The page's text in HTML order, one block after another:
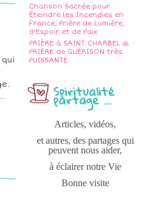
Chanson Sacrée pour
Éteindre les Incendies en
France, Prière de Lumière,
d'Espoir et de Paix
PRIÈRE à SAINT CHARBEL 🙏
PRIÈRE de GUÉRISON très
PUISSANTE
Spiritualité
partage ...
Articles, vidéos,
et autres, des partages qui
peuvent nous aider,
à éclairer notre Vie
Bonne visite